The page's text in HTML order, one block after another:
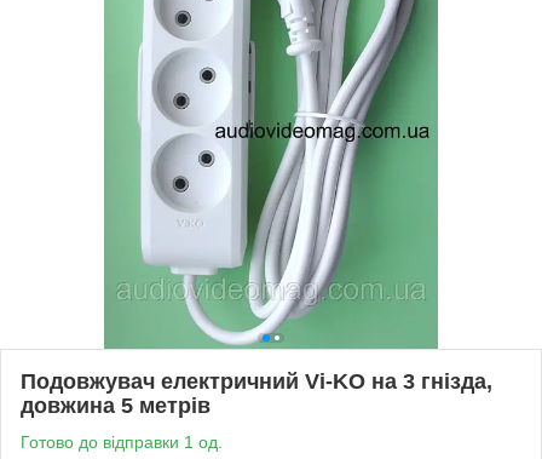
Подовжувач електричний Vi-KO на 3 гнізда,
довжина 5 метрів
Готово до відправки 1 од.